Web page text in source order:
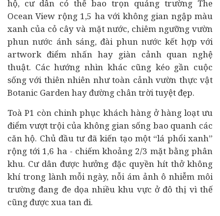
hộ, cư dân có thể bao trọn quảng trường The
Ocean View rộng 1,5 ha với không gian ngập màu
xanh của cỏ cây và mặt nước, chiêm ngưỡng vườn
phun nước ánh sáng, đài phun nước kết hợp với
artwork điểm nhấn hay giàn cảnh quan nghệ
thuật. Các hướng nhìn khác cũng kéo gần cuộc
sống với thiên nhiên như toàn cảnh vườn thực vật
Botanic Garden hay đường chân trời tuyệt đẹp.
Toà P1 còn chinh phục khách hàng ở hàng loạt ưu
điểm vượt trội của không gian sống bao quanh các
căn hộ. Chủ đầu tư đã kiến tạo một “lá phổi xanh”
rộng tới 1,6 ha - chiếm khoảng 2/3 mặt bằng phân
khu. Cư dân được hưởng đặc quyền hít thở không
khí trong lành mỗi ngày, nỗi ám ảnh ô nhiễm môi
trường đang đe dọa nhiều khu vực ở đô thị vì thế
cũng được xua tan đi.